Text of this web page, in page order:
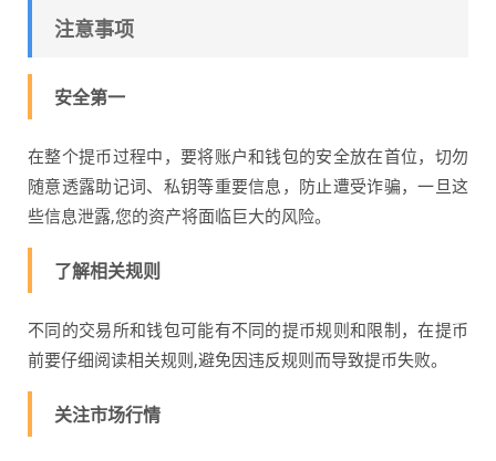
注意事项
安全第一
在整个提币过程中，要将账户和钱包的安全放在首位，切勿
随意透露助记词、私钥等重要信息，防止遭受诈骗，一旦这
些信息泄露,您的资产将面临巨大的风险。
了解相关规则
不同的交易所和钱包可能有不同的提币规则和限制，在提币
前要仔细阅读相关规则,避免因违反规则而导致提币失败。
关注市场行情